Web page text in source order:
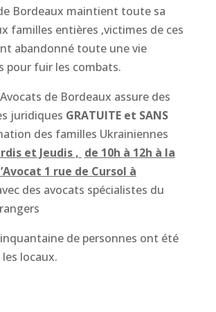
Bordeaux maintient toute sa
familles entières ,victimes de ces
abandonné toute une vie
pour fuir les combats.
Avocats de Bordeaux assure des
juridiques GRATUITE et SANS
des familles Ukrainiennes
et Jeudis , de 10h à 12h à la
1 rue de Cursol à
des avocats spécialistes du
de personnes ont été
locaux.